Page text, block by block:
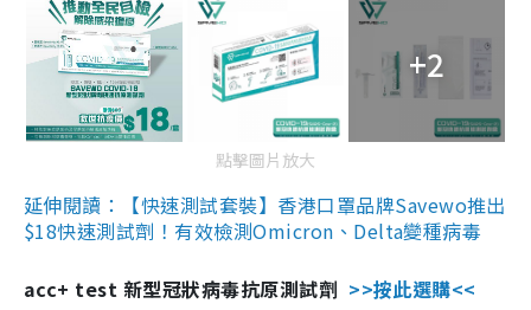
+2
點擊圖片放大
延伸閱讀：【快速測試套裝】香港口罩品牌Savewo推出
$18快速測試劑！有效檢測Omicron、Delta變種病毒
acc+ test 新型冠狀病毒抗原測試劑 >>按此選購<<